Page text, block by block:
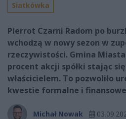
Siatkówka
Pierrot Czarni Radom po
wchodzą w nowy sezon w
rzeczywistości. Gmina
procent akcji spółki stając
właścicielem. To pozwoliło
kwestie formalne i
Michał Nowak